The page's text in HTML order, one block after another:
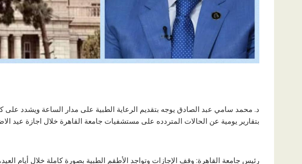
د. محمد سامي عبد الصادق يوجه بتقديم الرعاية الطبية على مدار الساعة ويشدد على
بتقارير يومية عن الحالات المتردده على مستشفيات جامعة القاهرة خلال اجازة عيد
رئيس جامعة القاهرة: وقف الإجازات وتواجد الأطقم الطبية بصورة كاملة خلال أيام